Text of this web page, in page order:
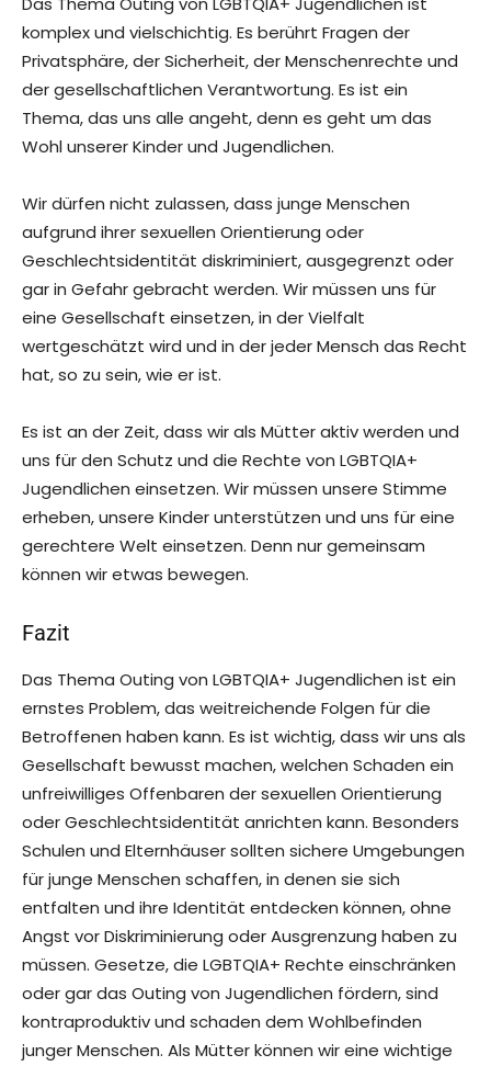
komplex und vielschichtig. Es berührt Fragen der
Privatsphäre, der Sicherheit, der Menschenrechte und
der gesellschaftlichen Verantwortung. Es ist ein
Thema, das uns alle angeht, denn es geht um das
Wohl unserer Kinder und Jugendlichen.
Wir dürfen nicht zulassen, dass junge Menschen
aufgrund ihrer sexuellen Orientierung oder
Geschlechtsidentität diskriminiert, ausgegrenzt oder
gar in Gefahr gebracht werden. Wir müssen uns für
eine Gesellschaft einsetzen, in der Vielfalt
wertgeschätzt wird und in der jeder Mensch das Recht
hat, so zu sein, wie er ist.
Es ist an der Zeit, dass wir als Mütter aktiv werden und
uns für den Schutz und die Rechte von LGBTQIA+
Jugendlichen einsetzen. Wir müssen unsere Stimme
erheben, unsere Kinder unterstützen und uns für eine
gerechtere Welt einsetzen. Denn nur gemeinsam
können wir etwas bewegen.
Fazit
Das Thema Outing von LGBTQIA+ Jugendlichen ist ein
ernstes Problem, das weitreichende Folgen für die
Betroffenen haben kann. Es ist wichtig, dass wir uns als
Gesellschaft bewusst machen, welchen Schaden ein
unfreiwilliges Offenbaren der sexuellen Orientierung
oder Geschlechtsidentität anrichten kann. Besonders
Schulen und Elternhäuser sollten sichere Umgebungen
für junge Menschen schaffen, in denen sie sich
entfalten und ihre Identität entdecken können, ohne
Angst vor Diskriminierung oder Ausgrenzung haben zu
müssen. Gesetze, die LGBTQIA+ Rechte einschränken
oder gar das Outing von Jugendlichen fördern, sind
kontraproduktiv und schaden dem Wohlbefinden
junger Menschen. Als Mütter können wir eine wichtige